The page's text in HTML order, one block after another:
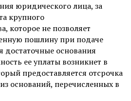
юридического лица, за
крупного
которое не позволяет
пошлину при подаче
достаточные основания
ее уплаты возникнет в
предоставляется отсрочка
оснований, перечисленных в